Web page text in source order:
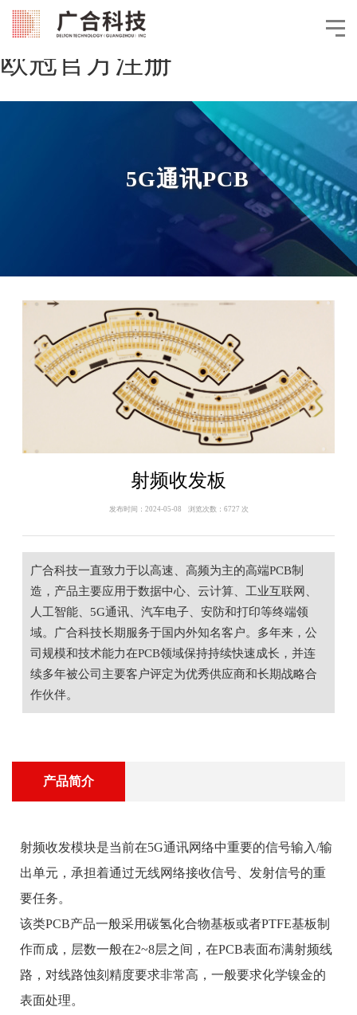
欧冠官方注册
5G通讯PCB
射频收发板
发布时间：2024-05-08 浏览次数：6727 次
广合科技一直致力于以高速、高频为主的高端PCB制
造，产品主要应用于数据中心、云计算、工业互联网、
人工智能、5G通讯、汽车电子、安防和打印等终端领
域。广合科技长期服务于国内外知名客户。多年来，公
司规模和技术能力在PCB领域保持持续快速成长，并连
续多年被公司主要客户评定为优秀供应商和长期战略合
作伙伴。
产品简介
射频收发模块是当前在5G通讯网络中重要的信号输入/输
出单元，承担着通过无线网络接收信号、发射信号的重
要任务。
该类PCB产品一般采用碳氢化合物基板或者PTFE基板制
作而成，层数一般在2~8层之间，在PCB表面布满射频线
路，对线路蚀刻精度要求非常高，一般要求化学镍金的
表面处理。